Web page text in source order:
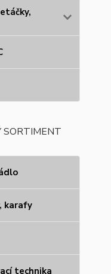
SORTIMENT
karafy
technika